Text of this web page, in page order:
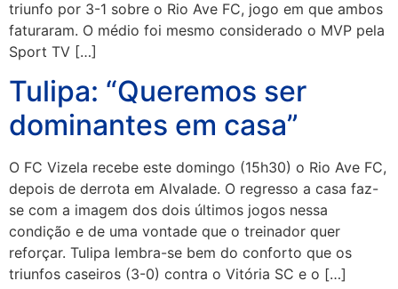
triunfo por 3-1 sobre o Rio Ave FC, jogo em que ambos
faturaram. O médio foi mesmo considerado o MVP pela
Sport TV […]
Tulipa: “Queremos ser
dominantes em casa”
O FC Vizela recebe este domingo (15h30) o Rio Ave FC,
depois de derrota em Alvalade. O regresso a casa faz-
se com a imagem dos dois últimos jogos nessa
condição e de uma vontade que o treinador quer
reforçar. Tulipa lembra-se bem do conforto que os
triunfos caseiros (3-0) contra o Vitória SC e o […]